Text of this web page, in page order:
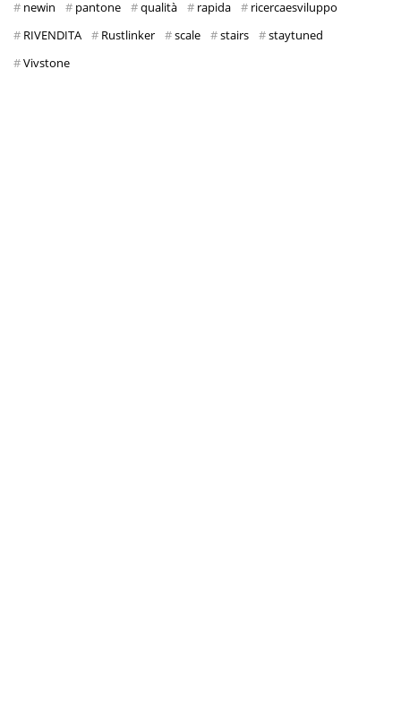
newin
pantone qualità rapida
ricercaesviluppo
RIVENDITA
Rustlinker scale stairs
staytuned
Vivstone